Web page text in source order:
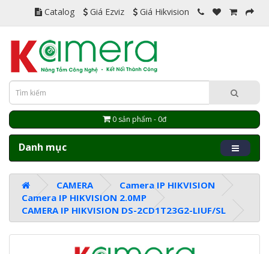
Catalog Giá Ezviz Giá Hikvision
0 sản phẩm - 0đ
Danh mục
CAMERA
Camera IP HIKVISION
Camera IP HIKVISION 2.0MP
CAMERA IP HIKVISION DS-2CD1T23G2-LIUF/SL